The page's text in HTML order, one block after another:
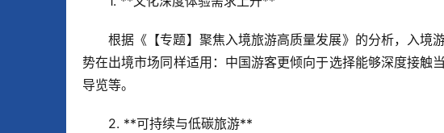
根据《【专题】聚焦入境旅游高质量发展》的分析，入境
势在出境市场同样适用：中国游客更倾向于选择能够深度接触
导览等。
2. **可持续与低碳旅游**